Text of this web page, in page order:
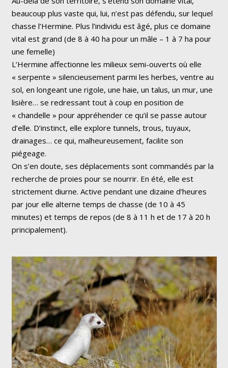
beaucoup plus vaste qui, lui, n’est pas défendu, sur lequel
chasse l’Hermine. Plus l’individu est âgé, plus ce domaine
vital est grand (de 8 à 40 ha pour un mâle – 1 à 7 ha pour
une femelle)
L’Hermine affectionne les milieux semi-ouverts où elle
« serpente » silencieusement parmi les herbes, ventre au
sol, en longeant une rigole, une haie, un talus, un mur, une
lisière… se redressant tout à coup en position de
« chandelle » pour appréhender ce qu’il se passe autour
d’elle. D’instinct, elle explore tunnels, trous, tuyaux,
drainages… ce qui, malheureusement, facilite son
piégeage.
On s’en doute, ses déplacements sont commandés par la
recherche de proies pour se nourrir. En été, elle est
strictement diurne. Active pendant une dizaine d’heures
par jour elle alterne temps de chasse (de 10 à 45
minutes) et temps de repos (de 8 à 11 h et de 17 à 20 h
principalement).